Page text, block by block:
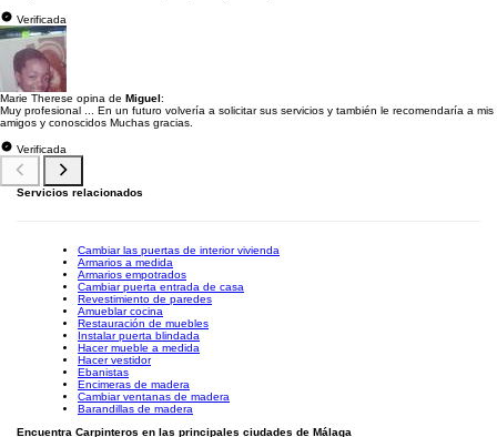
Verificada
Marie Therese opina de Miguel:
Muy profesional ... En un futuro volvería a solicitar sus servicios y también le recomendaría a mis
amigos y conoscidos Muchas gracias.
Verificada
Servicios relacionados
Cambiar las puertas de interior vivienda
Armarios a medida
Armarios empotrados
Cambiar puerta entrada de casa
Revestimiento de paredes
Amueblar cocina
Restauración de muebles
Instalar puerta blindada
Hacer mueble a medida
Hacer vestidor
Ebanistas
Encimeras de madera
Cambiar ventanas de madera
Barandillas de madera
Encuentra Carpinteros en las principales ciudades de Málaga